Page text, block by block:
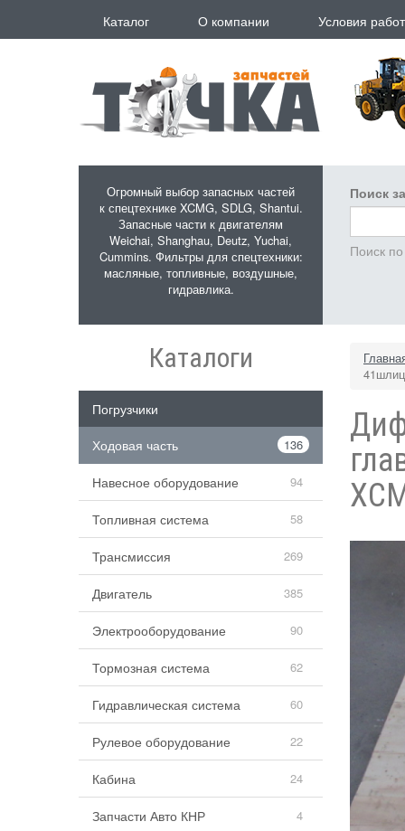
Каталог О компании Условия
Огромный выбор запасных частей
к спецтехнике XCMG, SDLG, Shantui.
Запасные части к двигателям
Weichai, Shanghau, Deutz, Yuchai,
Cummins. Фильтры для спецтехники:
масляные, топливные, воздушные,
гидравлика.
Поиск
Поиск
Каталоги
Погрузчики
Ходовая часть
136
Навесное оборудование 94
Топливная система 58
Трансмиссия 269
Двигатель 385
Электрооборудование 90
Тормозная система 62
Гидравлическая система 60
Рулевое оборудование 22
Кабина 24
Запчасти Авто КНР 4